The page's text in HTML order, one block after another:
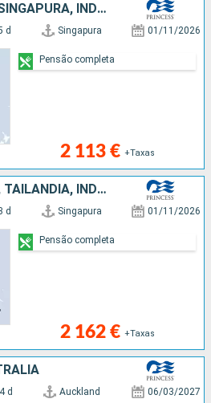
VIETNAM, TAILÂNDIA, SINGAPURA, INDONÉSIA, AUSTRALIA
d Singapura 01/11/2026
2 113 € +Taxas
Pensão completa
SINGAPURA, VIETNAM, TAILÂNDIA, INDONÉSIA, AUSTRALIA
d Singapura 01/11/2026
2 162 € +Taxas
Pensão completa
d Auckland 06/03/2027